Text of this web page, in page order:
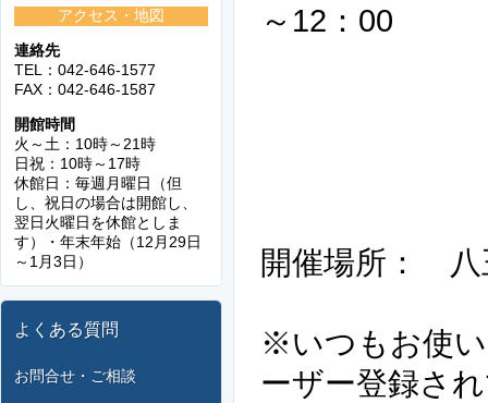
アクセス・地図
連絡先
TEL：042-646-1577
FAX：042-646-1587
開館時間
火～土：10時～21時
日祝：10時～17時
休館日：毎週月曜日（但
し、祝日の場合は開館し、
翌日火曜日を休館としま
す）・年末年始（12月29日
～1月3日）
よくある質問
お問合せ・ご相談
～12：00
開催場所： 八
※いつもお使
ーザー登録さ